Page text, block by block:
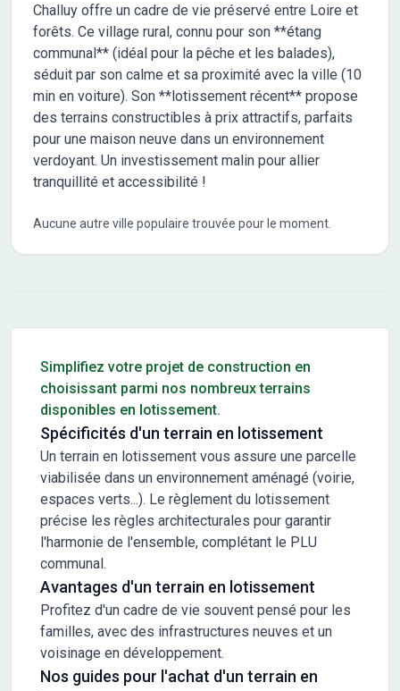
Challuy offre un cadre de vie préservé entre Loire et
forêts. Ce village rural, connu pour son **étang
communal** (idéal pour la pêche et les balades),
séduit par son calme et sa proximité avec la ville (10
min en voiture). Son **lotissement récent** propose
des terrains constructibles à prix attractifs, parfaits
pour une maison neuve dans un environnement
verdoyant. Un investissement malin pour allier
tranquillité et accessibilité !
Aucune autre ville populaire trouvée pour le moment.
Simplifiez votre projet de construction en
choisissant parmi nos nombreux terrains
disponibles en lotissement.
Spécificités d'un terrain en lotissement
Un terrain en lotissement vous assure une parcelle
viabilisée dans un environnement aménagé (voirie,
espaces verts...). Le règlement du lotissement
précise les règles architecturales pour garantir
l'harmonie de l'ensemble, complétant le PLU
communal.
Avantages d'un terrain en lotissement
Profitez d'un cadre de vie souvent pensé pour les
familles, avec des infrastructures neuves et un
voisinage en développement.
Nos guides pour l'achat d'un terrain en